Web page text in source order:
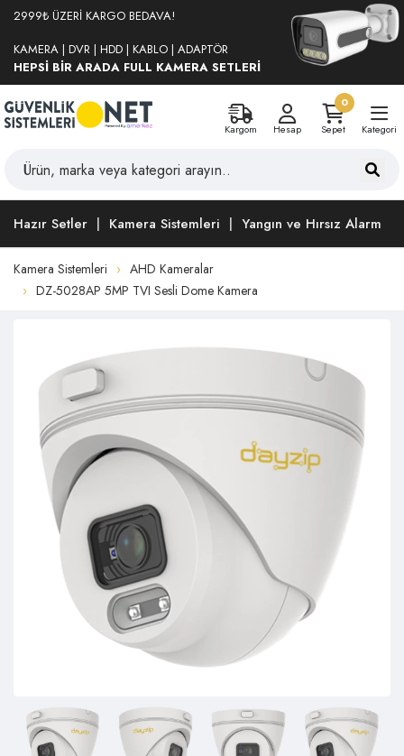
2999₺ ÜZERİ KARGO BEDAVA!
KAMERA | DVR | HDD | KABLO | ADAPTÖR
HEPSİ BİR ARADA FULL KAMERA SETLERİ
Kargom Hesap
0
Sepet
Kategori
Hazır Setler Kamera Sistemleri Yangın ve Hırsız Alarm
Kamera Sistemleri
AHD Kameralar
DZ-5028AP 5MP TVI Sesli Dome Kamera